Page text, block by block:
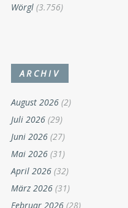
Wörgl (3.756)
ARCHIV
August 2026 (2)
Juli 2026 (29)
Juni 2026 (27)
Mai 2026 (31)
April 2026 (32)
März 2026 (31)
Februar 2026 (28)